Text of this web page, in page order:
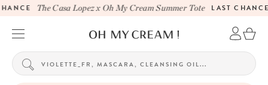
The Casa Lopez x Oh My Cream Summer Tote LAST CHANCE